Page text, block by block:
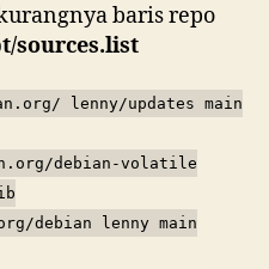
baris repo
sources.list
lenny/updates main
debian-volatile
debian lenny main